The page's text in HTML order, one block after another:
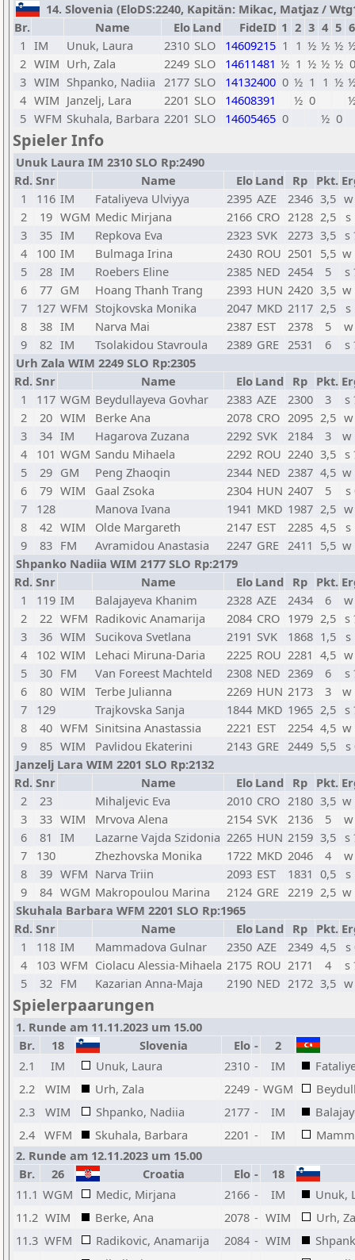
14. Slovenia (EloDS:2240, Kapitän: Mikac, Matjaz /
Br.
Name Elo Land FideID 1 2 3 4 5 6
1 IM Unuk, Laura 2310 SLO 14609215 1 1 ½ ½ ½
2 WIM Urh, Zala 2249 SLO 14611481 ½ 1 ½ ½ ½ 0
3 WIM Shpanko, Nadiia 2177 SLO 14132400 0 ½ 1 1 ½
4 WIM Janzelj, Lara 2201 SLO 14608391 ½ 0
5 WFM Skuhala, Barbara 2201 SLO 14605465 0 ½ 0
Spieler Info
Unuk Laura IM 2310 SLO Rp:2490
Rd. Snr Name Elo Land Rp Pkt.
1
116 IM Fataliyeva Ulviyya 2395 AZE 2346 3,5
2
19 WGM Medic Mirjana 2166 CRO 2128 2,5
s
3
35 IM Repkova Eva 2323 SVK 2273 3,5
s
4
100 IM Bulmaga Irina 2430 ROU 2501 5,5 w
5
28 IM Roebers Eline 2385 NED 2454 5
s
6
77 GM Hoang Thanh Trang 2393 HUN 2420 3,5 w
7
127 WFM Stojkovska Monika 2047 MKD 2117 2,5
s
8
38 IM Narva Mai 2387 EST 2378 5
9
82 IM Tsolakidou Stavroula 2389 GRE 2531 6
s
Urh Zala WIM 2249 SLO Rp:2305
Rd. Snr Name Elo Land Rp Pkt.
1
117 WGM Beydullayeva Govhar 2383 AZE 2300 3
s
2
20 WIM Berke Ana 2078 CRO 2095 2,5
3
34 IM Hagarova Zuzana 2292 SVK 2184 3
w
4
101 WGM Sandu Mihaela 2292 ROU 2240 3,5 s
5
29 GM Peng Zhaoqin 2344 NED 2387 4,5 w
6
79 WIM Gaal Zsoka 2304 HUN 2407 5
s
7
128 Manova Ivana 1941 MKD 1987 2,5
8
42 WIM Olde Margareth 2147 EST 2285 4,5
s
9
83 FM Avramidou Anastasia 2247 GRE 2411 5,5 w
Shpanko Nadiia WIM 2177 SLO Rp:2179
Rd. Snr Name Elo Land Rp Pkt.
1
119 IM Balajayeva Khanim 2328 AZE 2434 6
2
22 WFM Radikovic Anamarija 2084 CRO 1979 2,5 s
3
36 WIM Sucikova Svetlana 2191 SVK 1868 1,5
s
4
102 WIM Lehaci Miruna-Daria 2225 ROU 2281 4,5
5
30 FM Van Foreest Machteld 2308 NED 2369 6
s
6
80 WIM Terbe Julianna 2269 HUN 2173 3
w
7
129 Trajkovska Sanja 1844 MKD 1965 2,5
s
8
40 WFM Sinitsina Anastassia 2221 EST 2254 4,5 w
9
85 WIM Pavlidou Ekaterini 2143 GRE 2449 5,5
s
Janzelj Lara WIM 2201 SLO Rp:2132
Rd. Snr Name Elo Land Rp Pkt.
2
23 Mihaljevic Eva 2010 CRO 2180 3,5 w
3
33 WIM Mrvova Alena 2154 SVK 2136 5
6
81 IM Lazarne Vajda Szidonia 2265 HUN 2159 3,5
s
7
130 Zhezhovska Monika 1722 MKD 2046 4
8
39 WFM Narva Triin 2093 EST 1831 0,5
s
9
84 WGM Makropoulou Marina 2124 GRE 2219 2,5 w
Skuhala Barbara WFM 2201 SLO Rp:1965
Rd. Snr Name Elo Land Rp Pkt.
1
118 IM Mammadova Gulnar 2350 AZE 2349 4,5
s
4
103 WFM Ciolacu Alessia-Mihaela 2175 ROU 2171 4
s
5
32 FM Kazarian Anna-Maja 2190 NED 2172 3,5
Spielerpaarungen
1. Runde am 11.11.2023 um 15.00
Br.
18 Slovenia Elo - 2
2.1
IM Unuk, Laura 2310 - IM
2.2
WIM Urh, Zala 2249 - WGM
2.3
WIM Shpanko, Nadiia 2177 - IM
2.4 WFM Skuhala, Barbara 2201 - IM
2. Runde am 12.11.2023 um 15.00
Br.
26 Croatia Elo -
18
11.1 WGM Medic, Mirjana 2166 - IM
Unuk,
11.2 WIM Berke, Ana 2078 - WIM
Urh,
11.3 WFM Radikovic, Anamarija 2084 - WIM